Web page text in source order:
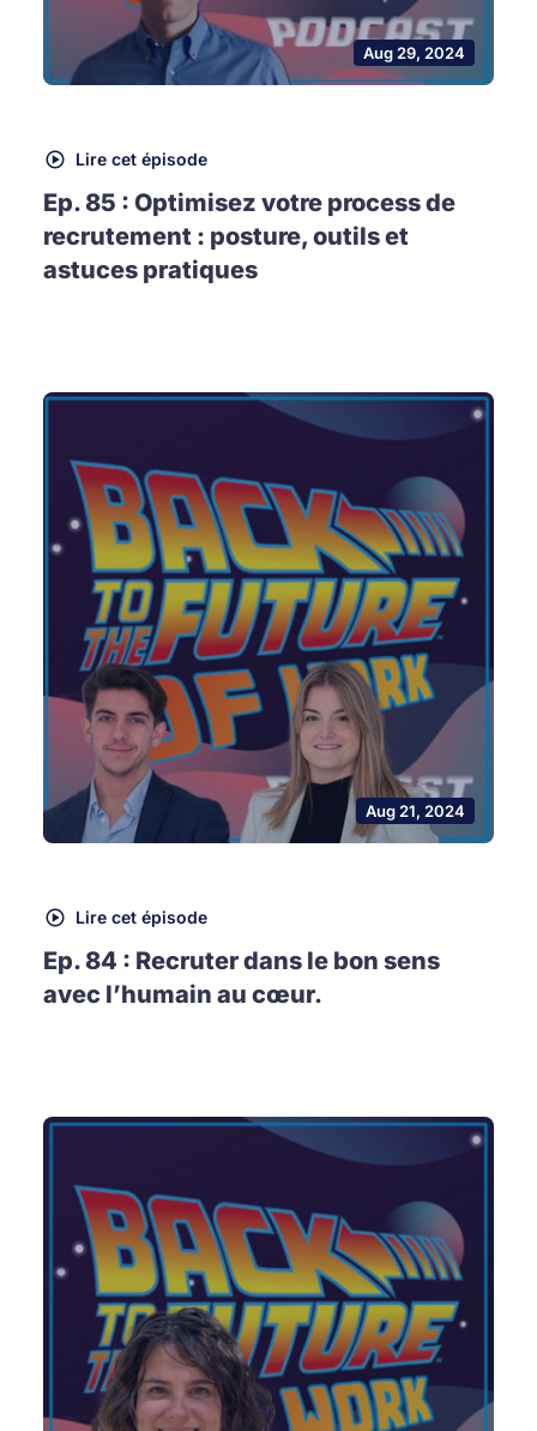
Aug 29, 2024
Lire cet épisode
Ep. 85 : Optimisez votre process de
recrutement : posture, outils et
astuces pratiques
Aug 21, 2024
Lire cet épisode
Ep. 84 : Recruter dans le bon sens
avec l’humain au cœur.